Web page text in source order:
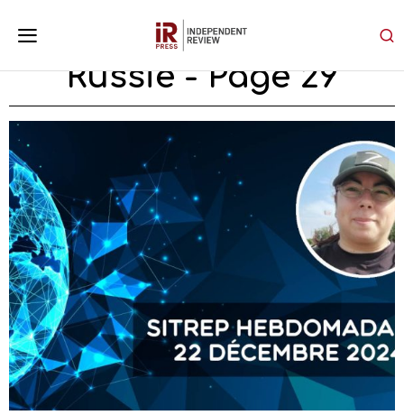
Russie- Page 29